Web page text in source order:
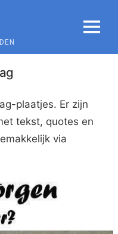
MENU
plaatjes. Er zijn
tekst, quotes en
via